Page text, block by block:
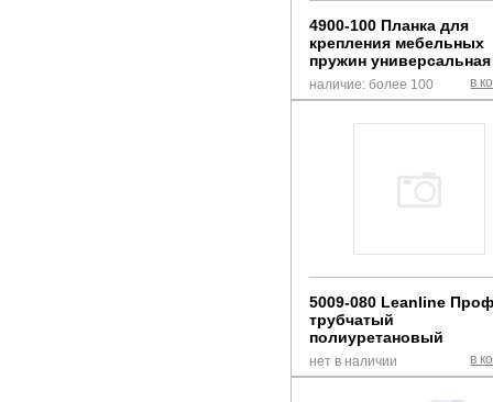
4900-100 Планка для
крепления мебельных
пружин универсальная
в
наличие: более 100
5009-080 Leanline
трубчатый
полиуретановый
в
нет в наличии